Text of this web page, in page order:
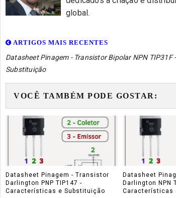
global.
ARTIGOS MAIS RECENTES
Datasheet Pinagem - Transistor Bipolar NPN TIP31F
Substituição
VOCÊ TAMBÉM PODE GOSTAR:
Datasheet Pinagem - Transistor
Darlington PNP TIP147 -
Características e Substituição
Datasheet
Darlington NPN
Características